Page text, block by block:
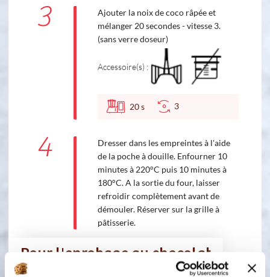
3
Ajouter la noix de coco râpée et
mélanger 20 secondes - vitesse 3.
(sans verre doseur)
Accessoire(s) :
20s 3
4
Dresser dans les empreintes à l'aide
de la poche à douille. Enfourner 10
minutes à 220°C puis 10 minutes à
180°C. A la sortie du four, laisser
refroidir complètement avant de
démouler. Réserver sur la grille à
pâtisserie.
Pour l'enrobage au chocolat